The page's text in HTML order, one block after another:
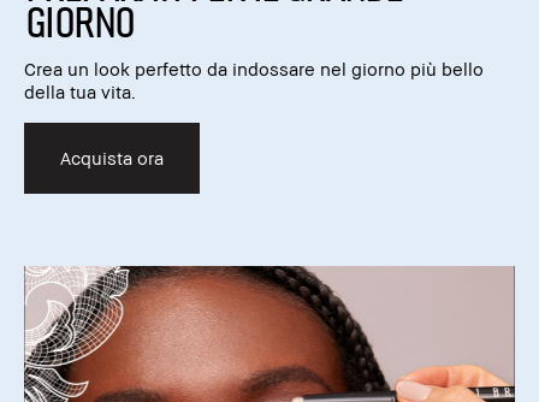
GIORNO
Crea un look perfetto da indossare nel giorno più bello
della tua vita.
Acquista ora